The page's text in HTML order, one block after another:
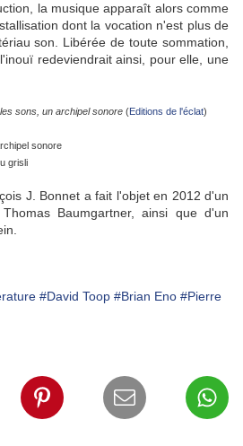
la musique apparaît alors comme
dont la vocation n'est plus de
son. Libérée de toute sommation,
redeviendrait ainsi, pour elle, une
sons, un archipel sonore (Editions de l'éclat)
sonore
grisli
J. Bonnet a fait l'objet en 2012 d'un
Baumgartner, ainsi que d'un
#David Toop #Brian Eno #Pierre